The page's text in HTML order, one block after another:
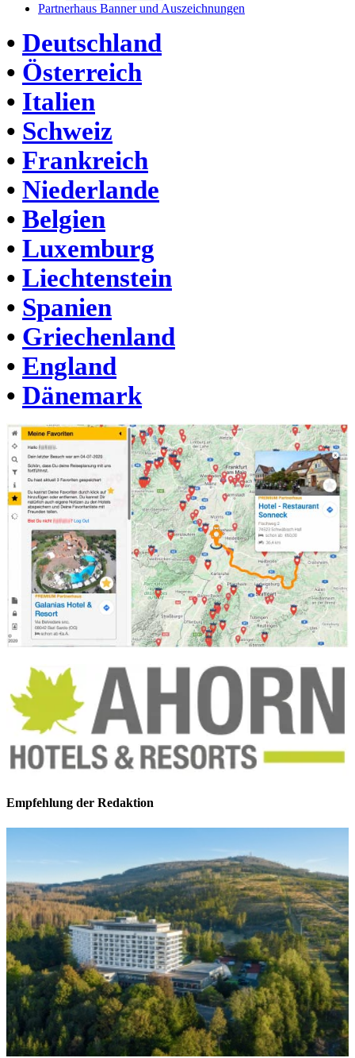
Partnerhaus Banner und Auszeichnungen
• Deutschland
• Österreich
• Italien
• Schweiz
• Frankreich
• Niederlande
• Belgien
• Luxemburg
• Liechtenstein
• Spanien
• Griechenland
• England
• Dänemark
Empfehlung der Redaktion